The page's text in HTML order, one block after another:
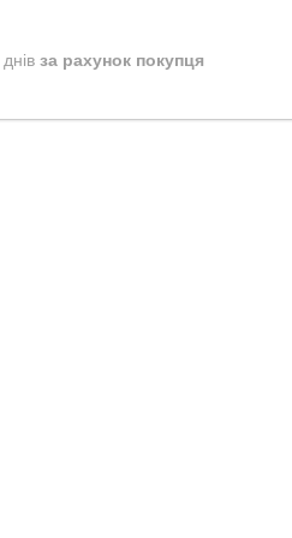
за рахунок покупця